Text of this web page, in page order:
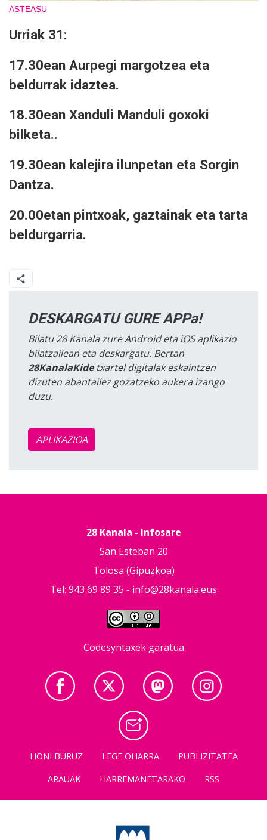
ASTEASU
Urriak 31:
17.30ean Aurpegi margotzea eta
beldurrak idaztea.
18.30ean Xanduli Manduli goxoki
bilketa..
19.30ean kalejira ilunpetan eta Sorgin
Dantza.
20.00etan pintxoak, gaztainak eta tarta
beldurgarria.
DESKARGATU GURE APPa!
Bilatu 28 Kanala zure Android eta iOS aplikazio
bilatzailean eta deskargatu. Bertan
28KanalaKidetxartel digitalak eskaintzen
dizuten abantailez gozatzeko aukera izango
duzu.
APLIKAZIOA
28 Kanala - Infosare
San Esteban 20
Tolosa (Gipuzkoa)
Tel: 943 69 89 35 - info@28kanala.eus
Codesyntaxek garatua
HONI BURUZ LEGE OHARRA
PUBLIZITATEA
ARAUAK
HARREMANETARAKO RSS